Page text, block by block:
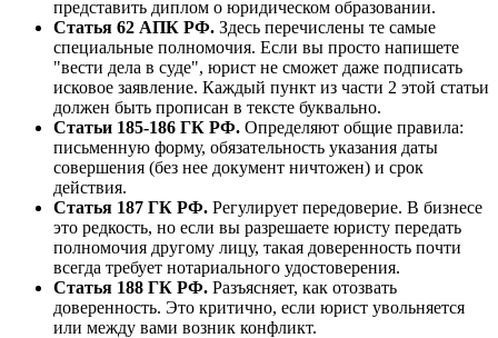
представить диплом о юридическом образовании.
Статья 62 АПК РФ. Здесь перечислены те самые
специальные полномочия. Если вы просто напишете
"вести дела в суде", юрист не сможет даже подписать
исковое заявление. Каждый пункт из части 2 этой статьи
должен быть прописан в тексте буквально.
Статьи 185-186 ГК РФ. Определяют общие правила:
письменную форму, обязательность указания даты
совершения (без нее документ ничтожен) и срок
действия.
Статья 187 ГК РФ. Регулирует передоверие. В бизнесе
это редкость, но если вы разрешаете юристу передать
полномочия другому лицу, такая доверенность почти
всегда требует нотариального удостоверения.
Статья 188 ГК РФ. Разъясняет, как отозвать
доверенность. Это критично, если юрист увольняется
или между вами возник конфликт.